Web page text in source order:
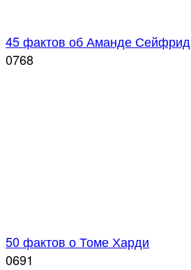
45 фактов об Аманде Сейфрид
0768
50 фактов о Томе Харди
0691